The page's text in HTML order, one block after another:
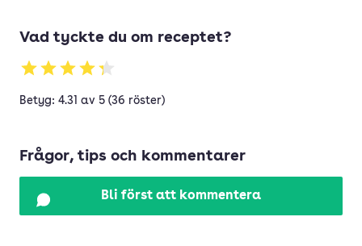
Vad tyckte du om receptet?
Betyg: 4.31 av 5 (36 röster)
Frågor, tips och kommentarer
Bli först att kommentera